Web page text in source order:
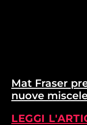
Mat Fraser
nuove
LEGGI